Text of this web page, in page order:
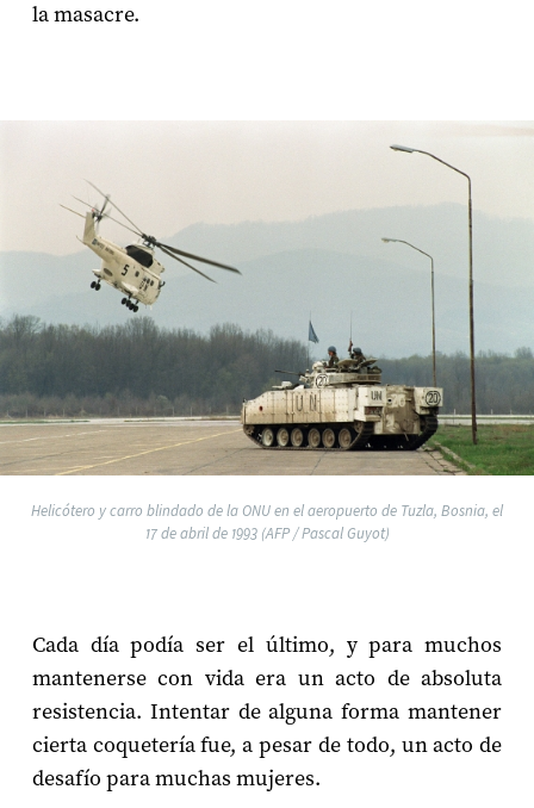
la masacre.
Helicótero y carro blindado de la ONU en el aeropuerto de Tuzla, Bosnia, el
17 de abril de 1993 (AFP / Pascal Guyot)
Cada día podía ser el último, y para muchos
mantenerse con vida era un acto de absoluta
resistencia. Intentar de alguna forma mantener
cierta coquetería fue, a pesar de todo, un acto de
desafío para muchas mujeres.